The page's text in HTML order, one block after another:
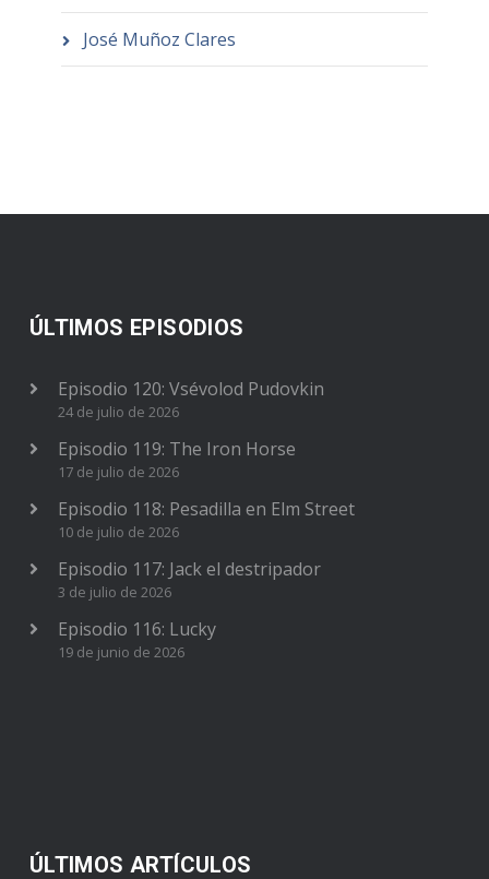
José Muñoz Clares
ÚLTIMOS EPISODIOS
Episodio 120: Vsévolod Pudovkin
24 de julio de 2026
Episodio 119: The Iron Horse
17 de julio de 2026
Episodio 118: Pesadilla en Elm Street
10 de julio de 2026
Episodio 117: Jack el destripador
3 de julio de 2026
Episodio 116: Lucky
19 de junio de 2026
ÚLTIMOS ARTÍCULOS